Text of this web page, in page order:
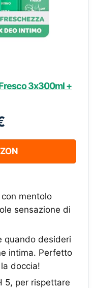
3x300ml +
mentolo
sensazione di
quando desideri
intima. Perfetto
doccia!
5, per rispettare